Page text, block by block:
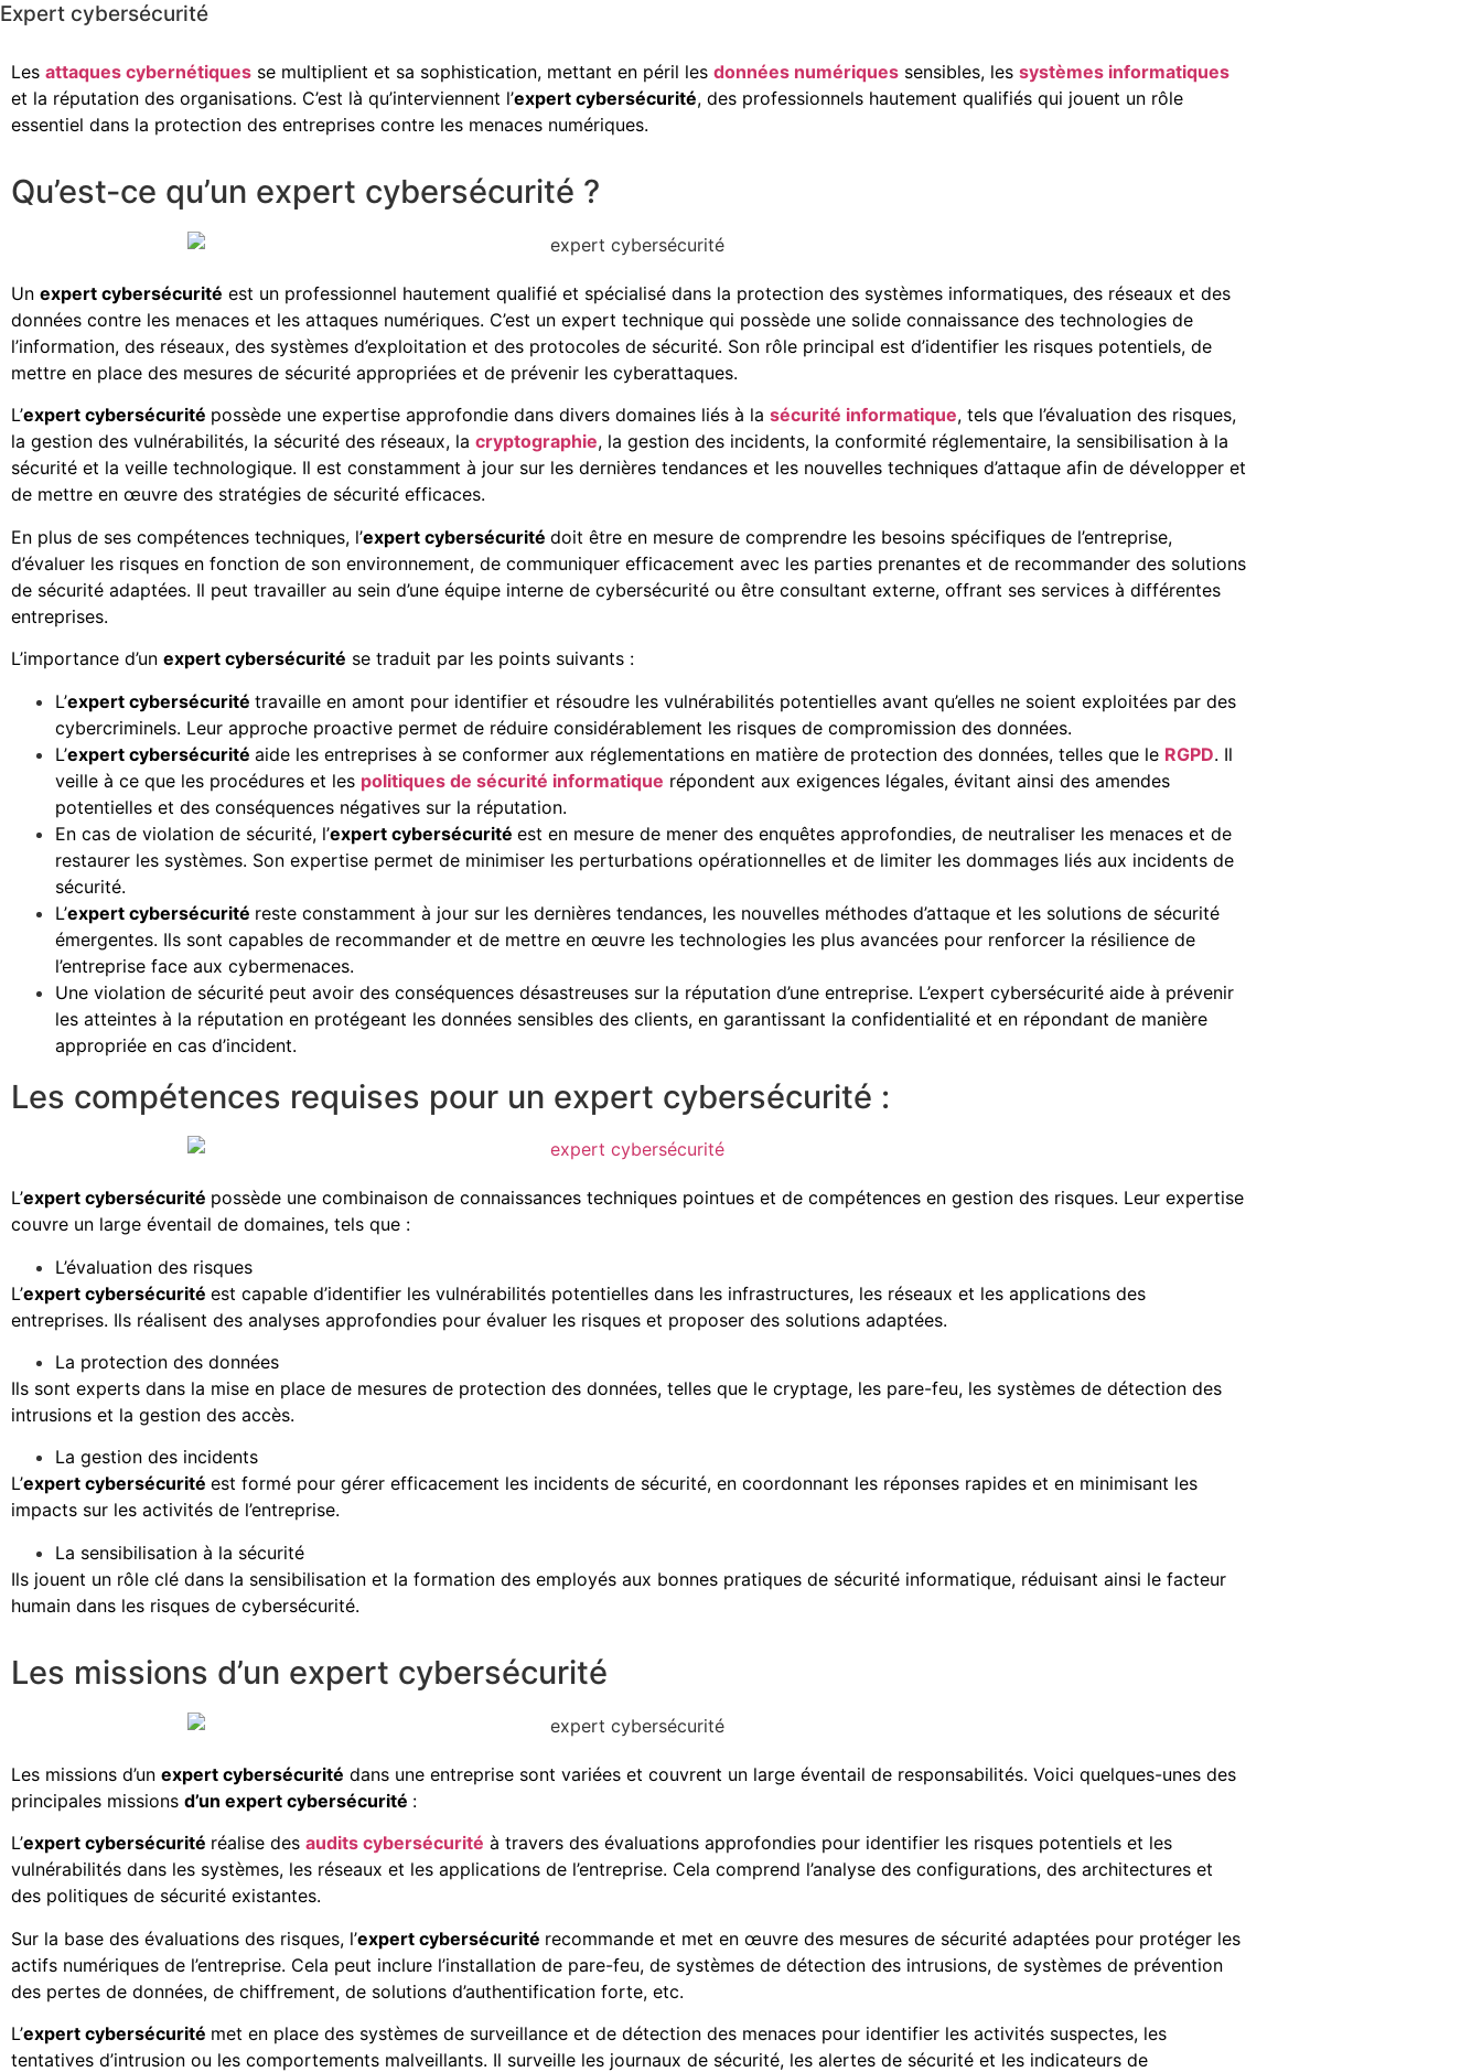
Expert cybersécurité
Les attaques cybernétiques se multiplient et sa sophistication, mettant en péril les données numériques sensibles, les systèmes informatiques
et la réputation des organisations. C’est là qu’interviennent l’expert cybersécurité, des professionnels hautement qualifiés qui jouent un rôle
essentiel dans la protection des entreprises contre les menaces numériques.
Qu’est-ce qu’un expert cybersécurité ?
Un expert cybersécurité est un professionnel hautement qualifié et spécialisé dans la protection des systèmes informatiques, des réseaux et des
données contre les menaces et les attaques numériques. C’est un expert technique qui possède une solide connaissance des technologies de
l’information, des réseaux, des systèmes d’exploitation et des protocoles de sécurité. Son rôle principal est d’identifier les risques potentiels, de
mettre en place des mesures de sécurité appropriées et de prévenir les cyberattaques.
L’expert cybersécurité possède une expertise approfondie dans divers domaines liés à la sécurité informatique, tels que l’évaluation des risques,
la gestion des vulnérabilités, la sécurité des réseaux, la cryptographie, la gestion des incidents, la conformité réglementaire, la sensibilisation à la
sécurité et la veille technologique. Il est constamment à jour sur les dernières tendances et les nouvelles techniques d’attaque afin de développer et
de mettre en œuvre des stratégies de sécurité efficaces.
En plus de ses compétences techniques, l’expert cybersécurité doit être en mesure de comprendre les besoins spécifiques de l’entreprise,
d’évaluer les risques en fonction de son environnement, de communiquer efficacement avec les parties prenantes et de recommander des solutions
de sécurité adaptées. Il peut travailler au sein d’une équipe interne de cybersécurité ou être consultant externe, offrant ses services à différentes
entreprises.
L’importance d’un expert cybersécurité se traduit par les points suivants :
L’expert cybersécurité travaille en amont pour identifier et résoudre les vulnérabilités potentielles avant qu’elles ne soient exploitées par des
cybercriminels. Leur approche proactive permet de réduire considérablement les risques de compromission des données.
L’expert cybersécurité aide les entreprises à se conformer aux réglementations en matière de protection des données, telles que le RGPD. Il
veille à ce que les procédures et les politiques de sécurité informatique répondent aux exigences légales, évitant ainsi des amendes
potentielles et des conséquences négatives sur la réputation.
En cas de violation de sécurité, l’expert cybersécurité est en mesure de mener des enquêtes approfondies, de neutraliser les menaces et de
restaurer les systèmes. Son expertise permet de minimiser les perturbations opérationnelles et de limiter les dommages liés aux incidents de
sécurité.
L’expert cybersécurité reste constamment à jour sur les dernières tendances, les nouvelles méthodes d’attaque et les solutions de sécurité
émergentes. Ils sont capables de recommander et de mettre en œuvre les technologies les plus avancées pour renforcer la résilience de
l’entreprise face aux cybermenaces.
Une violation de sécurité peut avoir des conséquences désastreuses sur la réputation d’une entreprise. L’expert cybersécurité aide à prévenir
les atteintes à la réputation en protégeant les données sensibles des clients, en garantissant la confidentialité et en répondant de manière
appropriée en cas d’incident.
Les compétences requises pour un expert cybersécurité :
L’expert cybersécurité possède une combinaison de connaissances techniques pointues et de compétences en gestion des risques. Leur expertise
couvre un large éventail de domaines, tels que :
L’évaluation des risques
L’expert cybersécurité est capable d’identifier les vulnérabilités potentielles dans les infrastructures, les réseaux et les applications des
entreprises. Ils réalisent des analyses approfondies pour évaluer les risques et proposer des solutions adaptées.
La protection des données
Ils sont experts dans la mise en place de mesures de protection des données, telles que le cryptage, les pare-feu, les systèmes de détection des
intrusions et la gestion des accès.
La gestion des incidents
L’expert cybersécurité est formé pour gérer efficacement les incidents de sécurité, en coordonnant les réponses rapides et en minimisant les
impacts sur les activités de l’entreprise.
La sensibilisation à la sécurité
Ils jouent un rôle clé dans la sensibilisation et la formation des employés aux bonnes pratiques de sécurité informatique, réduisant ainsi le facteur
humain dans les risques de cybersécurité.
Les missions d’un expert cybersécurité
Les missions d’un expert cybersécurité dans une entreprise sont variées et couvrent un large éventail de responsabilités. Voici quelques-unes des
principales missions d’un expert cybersécurité :
L’expert cybersécurité réalise des audits cybersécurité à travers des évaluations approfondies pour identifier les risques potentiels et les
vulnérabilités dans les systèmes, les réseaux et les applications de l’entreprise. Cela comprend l’analyse des configurations, des architectures et
des politiques de sécurité existantes.
Sur la base des évaluations des risques, l’expert cybersécurité recommande et met en œuvre des mesures de sécurité adaptées pour protéger les
actifs numériques de l’entreprise. Cela peut inclure l’installation de pare-feu, de systèmes de détection des intrusions, de systèmes de prévention
des pertes de données, de chiffrement, de solutions d’authentification forte, etc.
L’expert cybersécurité met en place des systèmes de surveillance et de détection des menaces pour identifier les activités suspectes, les
tentatives d’intrusion ou les comportements malveillants. Il surveille les journaux de sécurité, les alertes de sécurité et les indicateurs de